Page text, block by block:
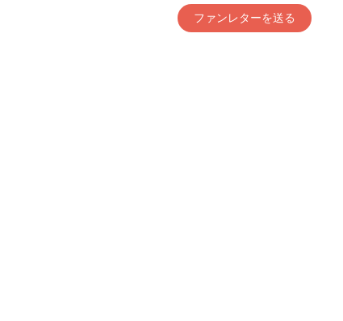
ファンレターを送る